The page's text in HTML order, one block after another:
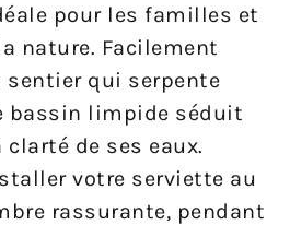
pour les familles et
nature. Facilement
sentier qui serpente
bassin limpide séduit
de ses eaux.
votre serviette au
rassurante, pendant